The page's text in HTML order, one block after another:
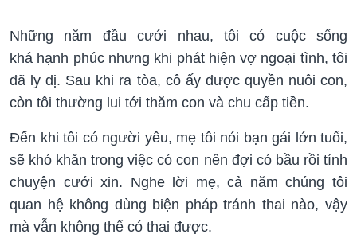
Những năm đầu cưới nhau, tôi có cuộc sống
khá hạnh phúc nhưng khi phát hiện vợ ngoại tình, tôi
đã ly dị. Sau khi ra tòa, cô ấy được quyền nuôi con,
còn tôi thường lui tới thăm con và chu cấp tiền.
Đến khi tôi có người yêu, mẹ tôi nói bạn gái lớn tuổi,
sẽ khó khăn trong việc có con nên đợi có bầu rồi tính
chuyện cưới xin. Nghe lời mẹ, cả năm chúng tôi
quan hệ không dùng biện pháp tránh thai nào, vậy
mà vẫn không thể có thai được.